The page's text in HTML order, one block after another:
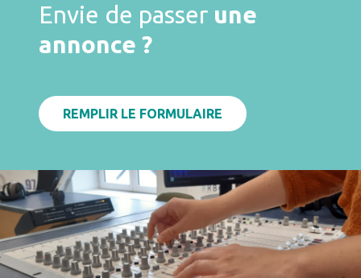
Envie de passer une
annonce ?
REMPLIR LE FORMULAIRE